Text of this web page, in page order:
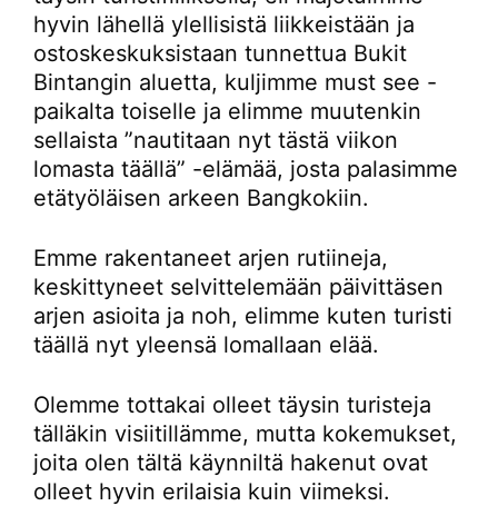
hyvin lähellä ylellisistä liikkeistään ja
ostoskeskuksistaan tunnettua Bukit
Bintangin aluetta, kuljimme must see -
paikalta toiselle ja elimme muutenkin
sellaista ”nautitaan nyt tästä viikon
lomasta täällä” -elämää, josta palasimme
etätyöläisen arkeen Bangkokiin.
Emme rakentaneet arjen rutiineja,
keskittyneet selvittelemään päivittäsen
arjen asioita ja noh, elimme kuten turisti
täällä nyt yleensä lomallaan elää.
Olemme tottakai olleet täysin turisteja
tälläkin visiitillämme, mutta kokemukset,
joita olen tältä käynniltä hakenut ovat
olleet hyvin erilaisia kuin viimeksi.